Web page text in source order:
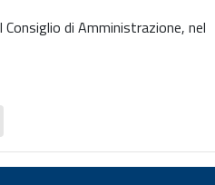
di Amministrazione, nel